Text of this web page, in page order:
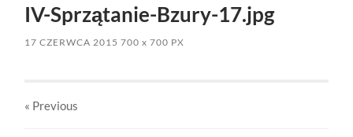
IV-Sprzątanie-Bzury-17.jpg
17 CZERWCA 2015 700x 700 PX
« Previous